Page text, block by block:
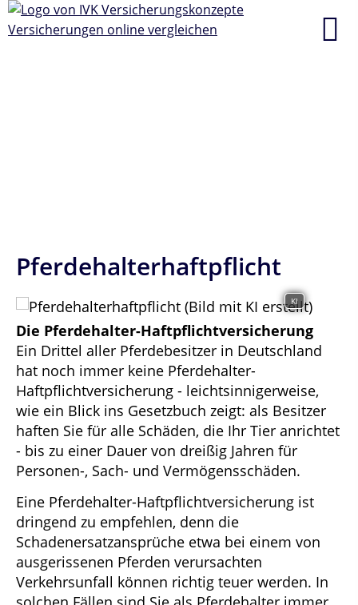
Pferdehalterhaftpflicht
KI
Die Pferdehalter-Haftpflichtversicherung
Ein Drittel aller Pferdebesitzer in Deutschland
hat noch immer keine Pferdehalter-
Haftpflichtversicherung - leichtsinnigerweise,
wie ein Blick ins Gesetzbuch zeigt: als Besitzer
haften Sie für alle Schäden, die Ihr Tier anrichtet
- bis zu einer Dauer von dreißig Jahren für
Personen-, Sach- und Vermögensschäden.
Eine Pferdehalter-Haftpflichtversicherung ist
dringend zu empfehlen, denn die
Schadenersatzansprüche etwa bei einem von
ausgerissenen Pferden verursachten
Verkehrsunfall können richtig teuer werden. In